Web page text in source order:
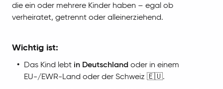
die ein oder mehrere Kinder haben – egal ob
verheiratet, getrennt oder alleinerziehend.
Wichtig ist:
Das Kind lebt in Deutschland oder in einem
EU-/EWR-Land oder der Schweiz 🇪🇺.